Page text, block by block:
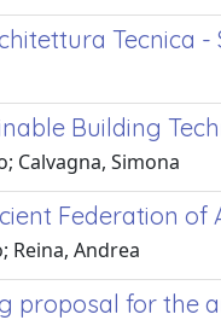
Tecnica
Building
Calvagna, Simona
Federation
Reina, Andrea
proposal for the